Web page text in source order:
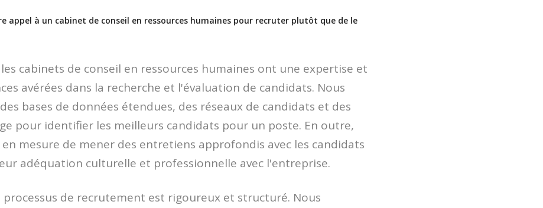
appel à un cabinet de conseil en ressources humaines pour recruter plutôt que de le
cabinets de conseil en ressources humaines ont une expertise et
avérées dans la recherche et l'évaluation de candidats. Nous
bases de données étendues, des réseaux de candidats et des
pour identifier les meilleurs candidats pour un poste. En outre,
mesure de mener des entretiens approfondis avec les candidats
adéquation culturelle et professionnelle avec l'entreprise.
processus de recrutement est rigoureux et structuré. Nous